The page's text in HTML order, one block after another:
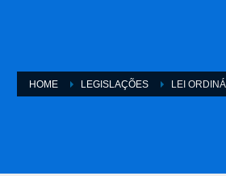
HOME LEGISLAÇÕES LEI